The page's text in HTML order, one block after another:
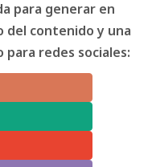
para generar en
del contenido y una
redes sociales: